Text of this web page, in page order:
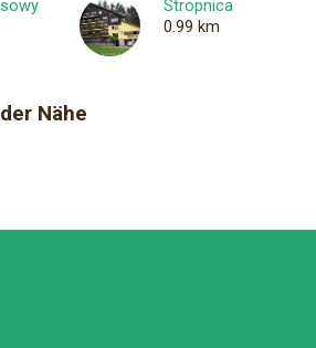
Stropnica
0.99 km
Nähe